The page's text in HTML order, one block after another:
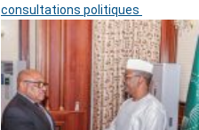
consultations politiques